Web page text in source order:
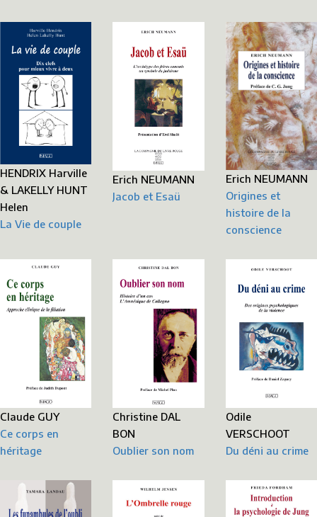
HENDRIX Harville
& LAKELLY HUNT
Helen
La Vie de couple
Erich NEUMANN
Jacob et Esaü
Erich NEUMANN
Origines et
histoire de la
conscience
Claude GUY
Ce corps en
héritage
Christine DAL
BON
Oublier son nom
Odile
VERSCHOOT
Du déni au crime